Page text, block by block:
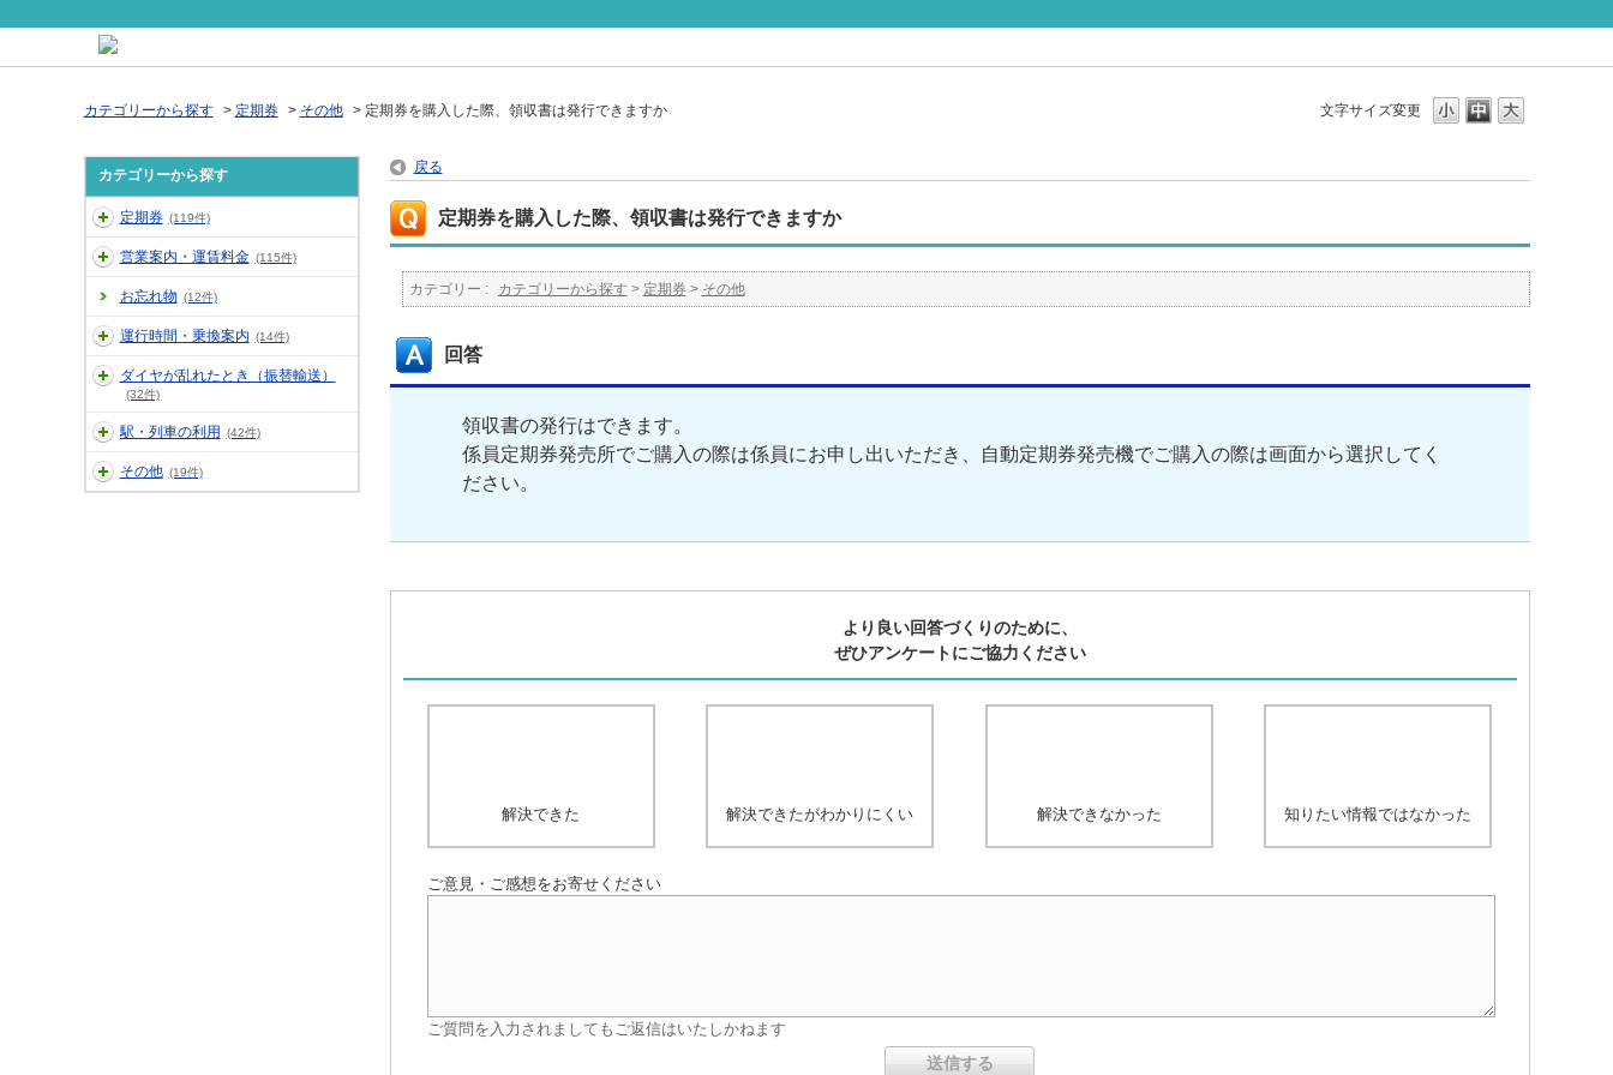
文字サイズ変更
カテゴリーから探す > 定期券 > その他 > 定期券を購入した際、領収書は発行できますか
カテゴリーから探す
定期券 (119件)
営業案内・運賃料金 (115件)
お忘れ物 (12件)
運行時間・乗換案内 (14件)
ダイヤが乱れたとき（振替輸送）
(32件)
駅・列車の利用 (42件)
その他 (19件)
戻る
定期券を購入した際、領収書は発行できますか
カテゴリー : カテゴリーから探す > 定期券 > その他
回答
領収書の発行はできます。
係員定期券発売所でご購入の際は係員にお申し出いただき、自動定期券発売機でご購入の際は画面から選択してく
ださい。
より良い回答づくりのために、
ぜひアンケートにご協力ください
解決できた 解決できたがわかりにくい 解決できなかった 知りたい情報ではなかった
ご意見・ご感想をお寄せください
ご質問を入力されましてもご返信はいたしかねます